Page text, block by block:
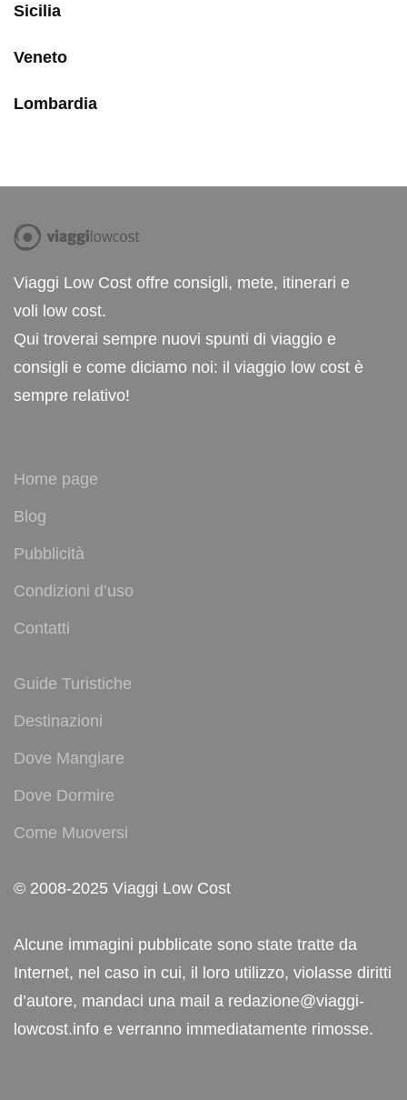
Sicilia
Veneto
Lombardia
Viaggi Low Cost offre consigli, mete, itinerari e
voli low cost.
Qui troverai sempre nuovi spunti di viaggio e
consigli e come diciamo noi: il viaggio low cost è
sempre relativo!
Home page
Blog
Pubblicità
Condizioni d’uso
Contatti
Guide Turistiche
Destinazioni
Dove Mangiare
Dove Dormire
Come Muoversi
© 2008-2025 Viaggi Low Cost
Alcune immagini pubblicate sono state tratte da
Internet, nel caso in cui, il loro utilizzo, violasse diritti
d’autore, mandaci una mail a redazione@viaggi-
lowcost.info e verranno immediatamente rimosse.